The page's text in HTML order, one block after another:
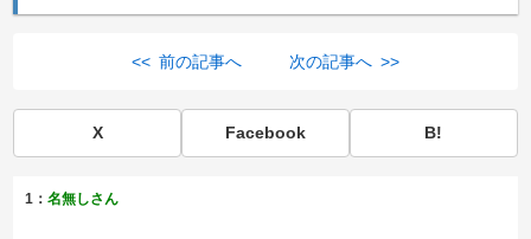
<< 前の記事へ 次の記事へ >>
X Facebook B!
1：名無しさん